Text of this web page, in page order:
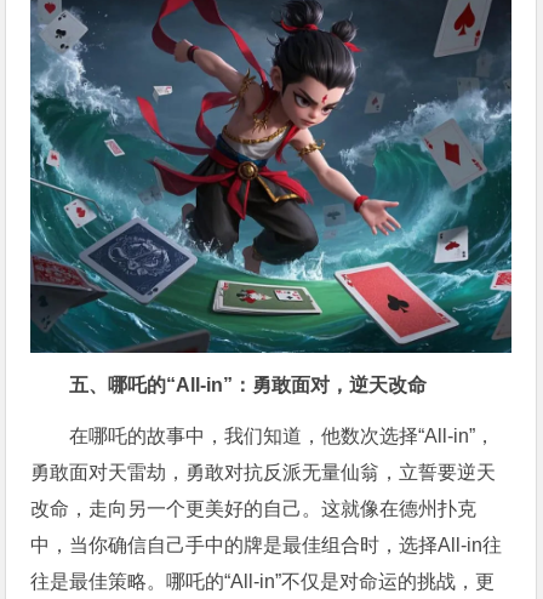
五、哪吒的“All-in”：勇敢面对，逆天改命
在哪吒的故事中，我们知道，他数次选择“All-in”，
勇敢面对天雷劫，勇敢对抗反派无量仙翁，立誓要逆天
改命，走向另一个更美好的自己。这就像在德州扑克
中，当你确信自己手中的牌是最佳组合时，选择All-in往
往是最佳策略。哪吒的“All-in”不仅是对命运的挑战，更